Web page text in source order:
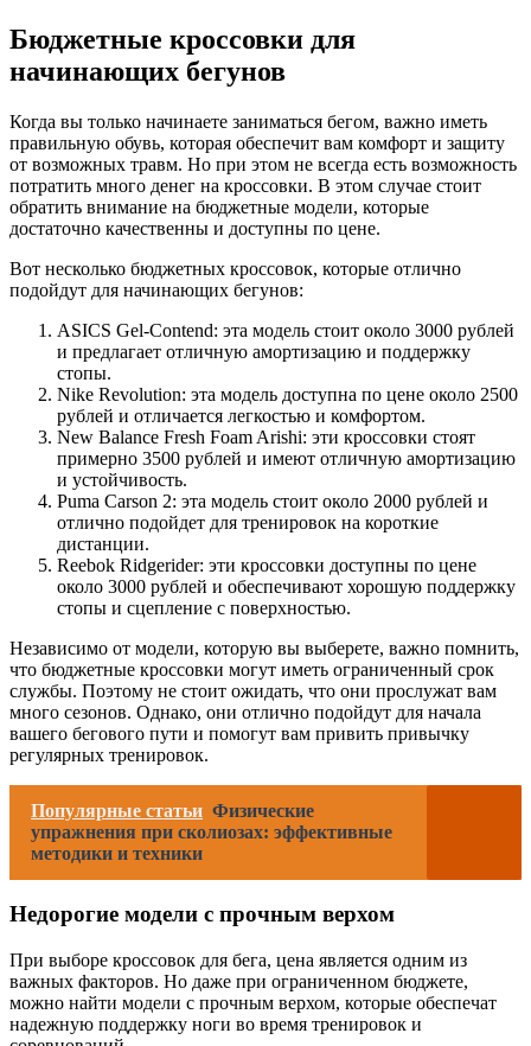
Бюджетные кроссовки для
начинающих бегунов
Когда вы только начинаете заниматься бегом, важно иметь
правильную обувь, которая обеспечит вам комфорт и защиту
от возможных травм. Но при этом не всегда есть возможность
потратить много денег на кроссовки. В этом случае стоит
обратить внимание на бюджетные модели, которые
достаточно качественны и доступны по цене.
Вот несколько бюджетных кроссовок, которые отлично
подойдут для начинающих бегунов:
ASICS Gel-Contend: эта модель стоит около 3000 рублей
и предлагает отличную амортизацию и поддержку
стопы.
Nike Revolution: эта модель доступна по цене около 2500
рублей и отличается легкостью и комфортом.
New Balance Fresh Foam Arishi: эти кроссовки стоят
примерно 3500 рублей и имеют отличную амортизацию
и устойчивость.
Puma Carson 2: эта модель стоит около 2000 рублей и
отлично подойдет для тренировок на короткие
дистанции.
Reebok Ridgerider: эти кроссовки доступны по цене
около 3000 рублей и обеспечивают хорошую поддержку
стопы и сцепление с поверхностью.
Независимо от модели, которую вы выберете, важно помнить,
что бюджетные кроссовки могут иметь ограниченный срок
службы. Поэтому не стоит ожидать, что они прослужат вам
много сезонов. Однако, они отлично подойдут для начала
вашего бегового пути и помогут вам привить привычку
регулярных тренировок.
Популярные статьи Физические
упражнения при сколиозах: эффективные
методики и техники
Недорогие модели с прочным верхом
При выборе кроссовок для бега, цена является одним из
важных факторов. Но даже при ограниченном бюджете,
можно найти модели с прочным верхом, которые обеспечат
надежную поддержку ноги во время тренировок и